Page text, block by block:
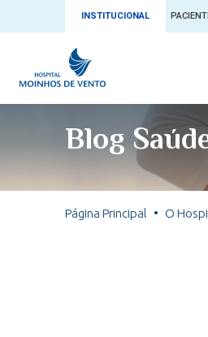
INSTITUCIONAL
Serviços Médicos
Núcleos e Especialidades
Fale com o Moinhos
Blog
Página Principal O